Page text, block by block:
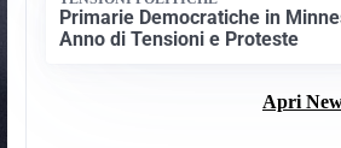
Primarie Democratiche in
Anno di Tensioni e Proteste
Apri